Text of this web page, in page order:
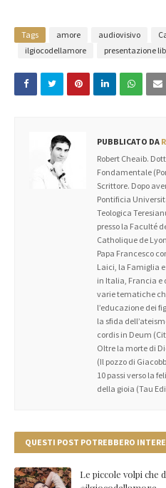
Tags amore audiovisivo
ilgiocodellamore
presentazione
PUBBLICATO DA
Robert Cheaib.
Fondamentale
Scrittore. Dopo
Pontificia
Teologica
presso la Faculté
Catholique de
Papa Francesco
Laici, la Famiglia
in Italia, Francia e
varie tematiche
l’educazione dei
la sfida
cordis in Deum
Oltre la morte di
(Il pozzo di
10 passi verso la
della gioia (Tau
QUESTI POST POTREBBERO
Le piccole volpi che